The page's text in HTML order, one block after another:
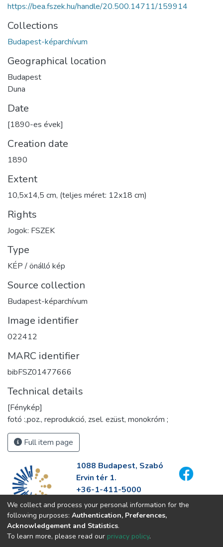
https://bea.fszek.hu/handle/20.500.14711/159914
Collections
Budapest-képarchívum
Geographical location
Budapest
Duna
Date
[1890-es évek]
Creation date
1890
Extent
10,5x14,5 cm, (teljes méret: 12x18 cm)
Rights
Jogok: FSZEK
Type
KÉP / önálló kép
Source collection
Budapest-képarchívum
Image identifier
022412
MARC identifier
bibFSZ01477666
Technical details
[Fénykép]
fotó :,poz., reprodukció, zsel. ezüst, monokróm ;
Full item page
1088 Budapest, Szabó
Ervin tér 1.
+36-1-411-5000
info@fszek.hu
https://fszek.hu
We collect and process your personal information for the
following purposes: Authentication, Preferences,
Acknowledgement and Statistics.
To learn more, please read our privacy policy.